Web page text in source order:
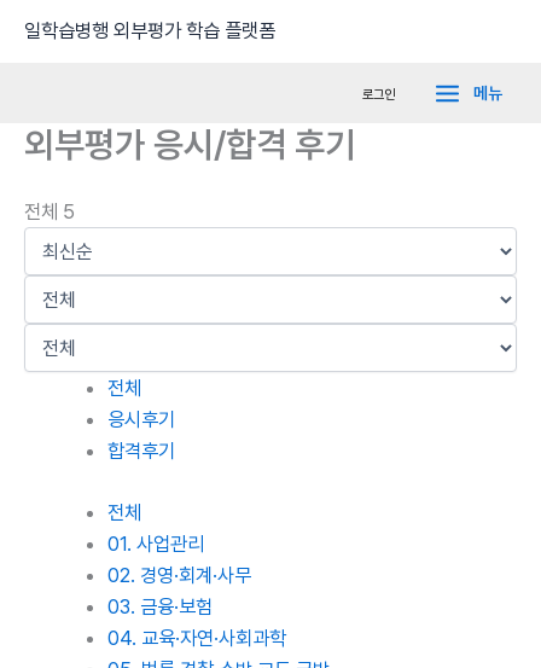
일학습병행 외부평가 학습 플랫폼
로그인
Menu
메뉴
외부평가 응시/합격 후기
전체 5
전체
응시후기
합격후기
전체
01. 사업관리
02. 경영·회계·사무
03. 금융·보험
04. 교육·자연·사회과학